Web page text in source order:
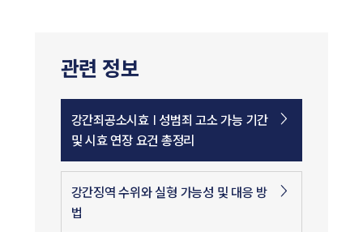
관련 정보
강간죄공소시효 | 성범죄 고소 가능 기간
및 시효 연장 요건 총정리
강간징역 수위와 실형 가능성 및 대응 방
법